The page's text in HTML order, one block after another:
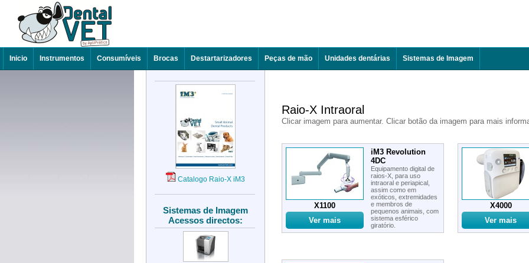
Inicio Instrumentos Consumíveis Brocas Destartarizadores Peças de mão Unidades dentárias Sistemas de Imagem
Raio-X Intraoral
Clicar imagem para aumentar. Clicar botão da imagem para mais
X1100
iM3 Revolution
4DC
Equipamento digital de
raios-X, para uso
intraoral e periapical,
assim como em
exóticos, extremidades
e membros de
pequenos animais, com
sistema esférico
giratório.
X4000